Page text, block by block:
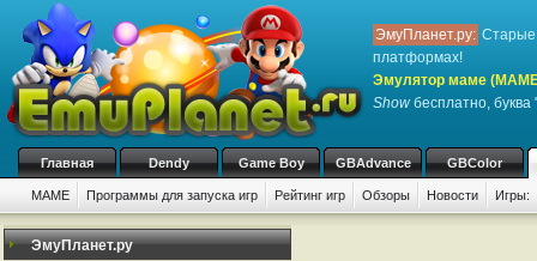
ЭмуПланет.ру: Старые
платформах!
Эмулятор маме
Showбесплатно, буква
Главная Dendy Game Boy GBAdvance GBColor
MAME Программы для запуска игр Рейтинг игр Обзоры Новости Игры:
ЭмуПланет.ру